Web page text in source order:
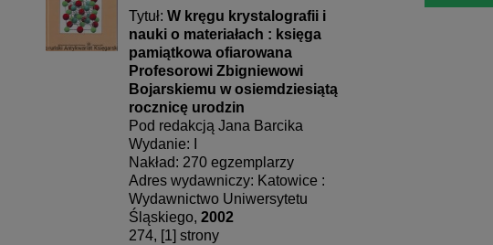
Tytuł: W kręgu krystalografii i
nauki o materiałach : księga
pamiątkowa ofiarowana
Profesorowi Zbigniewowi
Bojarskiemu w osiemdziesiątą
rocznicę urodzin
Pod redakcją Jana Barcika
Wydanie: I
Nakład: 270 egzemplarzy
Adres wydawniczy: Katowice :
Wydawnictwo Uniwersytetu
Śląskiego, 2002
274, [1] strony